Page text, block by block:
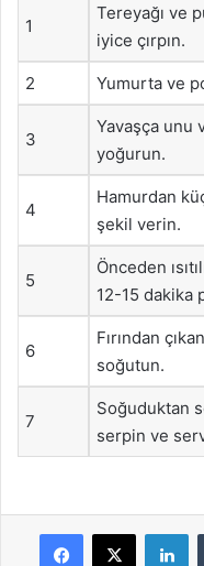
1
Tereyağı ve
iyice çırpın.
2 Yumurta ve
3
Yavaşça unu
yoğurun.
4
Hamurdan
şekil verin.
5
Önceden
12-15 dakika
6
Fırından
soğutun.
7
Soğuduktan
serpin ve
Facebook
X